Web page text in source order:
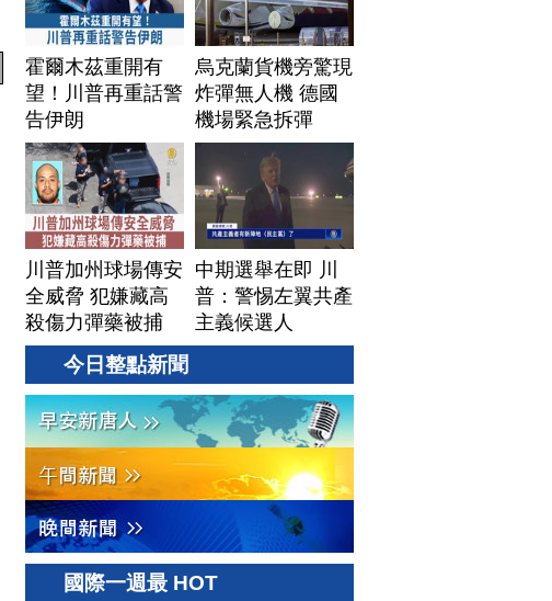
霍爾木茲重開有
望！川普再重話警
告伊朗
烏克蘭貨機旁驚現
炸彈無人機 德國
機場緊急拆彈
川普加州球場傳安
全威脅 犯嫌藏高
殺傷力彈藥被捕
中期選舉在即 川
普：警惕左翼共產
主義候選人
今日整點新聞
國際一週最 HOT